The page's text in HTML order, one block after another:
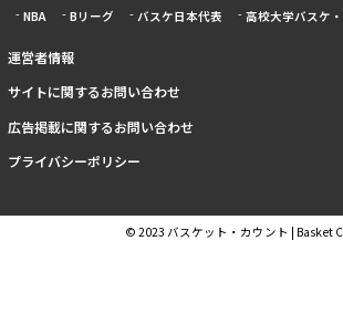
NBA Bリーグ バスケ日本代表 高校大学バスケ
運営者情報
サイトに関するお問い合わせ
広告掲載に関するお問い合わせ
プライバシーポリシー
© 2023 バスケット・カウント | Basket